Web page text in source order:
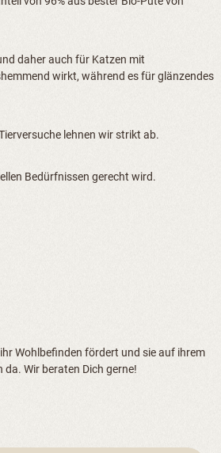
daher auch für Katzen mit
wirkt, während es für glänzendes
lehnen wir strikt ab.
Bedürfnissen gerecht wird.
Wohlbefinden fördert und sie auf ihrem
Wir beraten Dich gerne!